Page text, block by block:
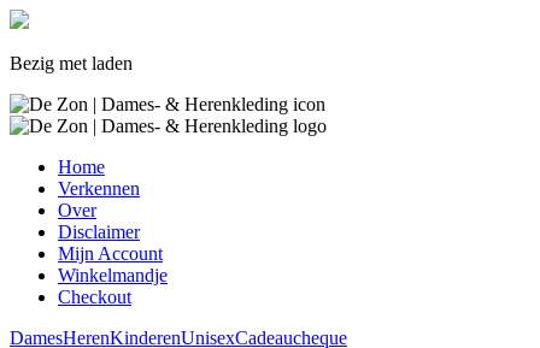
Bezig met laden
Home
Verkennen
Over
Disclaimer
Mijn Account
Winkelmandje
Checkout
DamesHerenKinderenUnisexCadeaucheque